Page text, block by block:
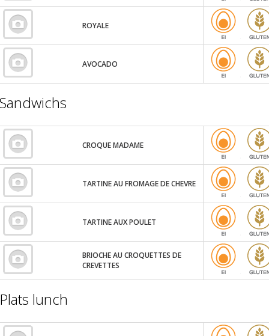
ROYALE
AVOCADO
Sandwichs
CROQUE MADAME
TARTINE AU FROMAGE DE CHEVRE
TARTINE AUX POULET
BRIOCHE AU CROQUETTES DE
CREVETTES
Plats lunch